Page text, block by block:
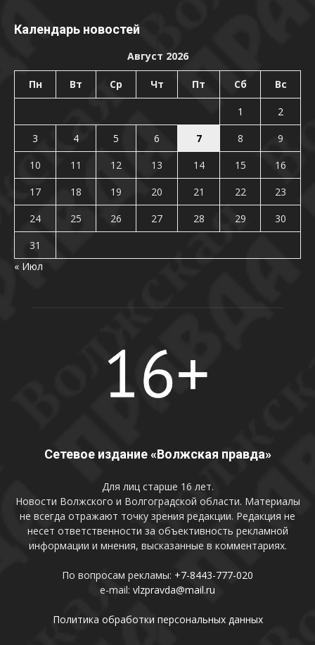
Календарь новостей
Август 2026
Пн Вт Ср Чт Пт Сб Вс
1
2
3
4 5 6 7 8
9
10
11 12 13 14 15
16
17
18 19 20 21 22
23
24
25 26 27 28 29
30
31
« Июл
Сетевое издание «Волжская правда»
Для лиц старше 16 лет.
Новости Волжского и Волгоградской области. Материалы
не всегда отражают точку зрения редакции. Редакция не
несет ответственности за объективность рекламной
информации и мнения, высказанные в комментариях.
По вопросам рекламы: +7-8443-777-020
e-mail: vlzpravda@mail.ru
Политика обработки персональных данных